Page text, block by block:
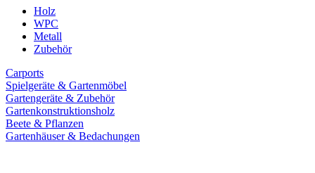
Holz
WPC
Metall
Zubehör
Carports
Spielgeräte & Gartenmöbel
Gartengeräte & Zubehör
Gartenkonstruktionsholz
Beete & Pflanzen
Gartenhäuser & Bedachungen